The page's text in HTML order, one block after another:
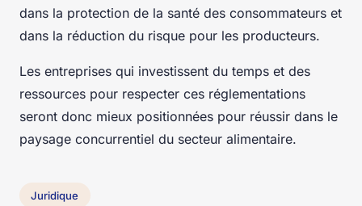
dans la protection de la santé des consommateurs et
dans la réduction du risque pour les producteurs.
Les entreprises qui investissent du temps et des
ressources pour respecter ces réglementations
seront donc mieux positionnées pour réussir dans le
paysage concurrentiel du secteur alimentaire.
Juridique